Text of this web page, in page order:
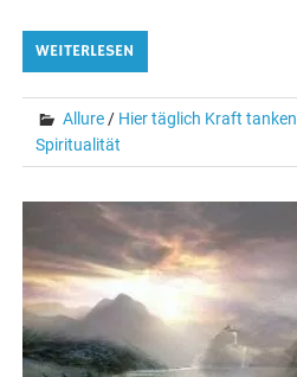
WEITERLESEN
Allure / Hier täglich Kraft tanken
Spiritualität